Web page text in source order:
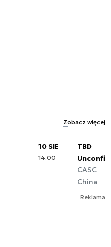
Zobacz więcej
10 SIE
14:00
TBD
CASC
China
Reklama